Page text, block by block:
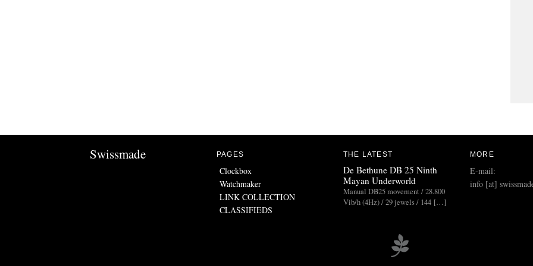
Swissmade PAGES
Clockbox
Watchmaker
LINK COLLECTION
CLASSIFIEDS
THE LATEST
De Bethune DB 25 Ninth
Mayan Underworld
Manual DB25 movement / 28.800
Vib/h (4Hz) / 29 jewels / 144 […]
MORE
E-mail:
info [at]